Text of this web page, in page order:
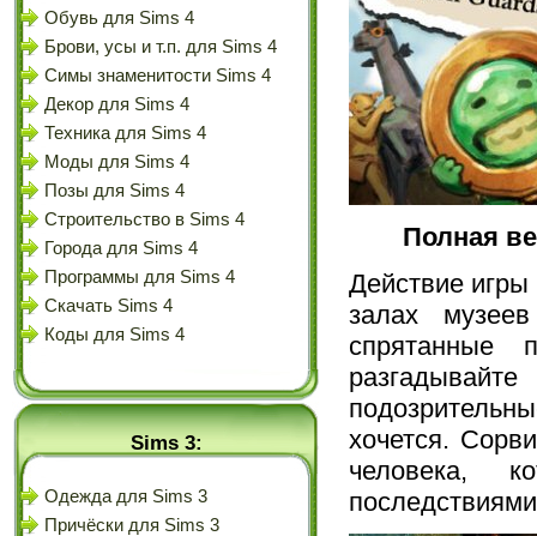
Обувь для Sims 4
Брови, усы и т.п. для Sims 4
Симы знаменитости Sims 4
Декор для Sims 4
Техника для Sims 4
Моды для Sims 4
Позы для Sims 4
Строительство в Sims 4
Города для Sims 4
Программы для Sims 4
Скачать Sims 4
Коды для Sims 4
Sims 3:
Одежда для Sims 3
Причёски для Sims 3
Полная
Действие игры
залах музеев
спрятанные
хочется.
человека,